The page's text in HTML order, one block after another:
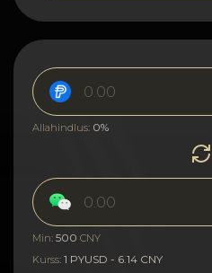
Allahindlus: 0%
Min: 500 CNY
Kurss: 1 PYUSD - 6.14 CNY